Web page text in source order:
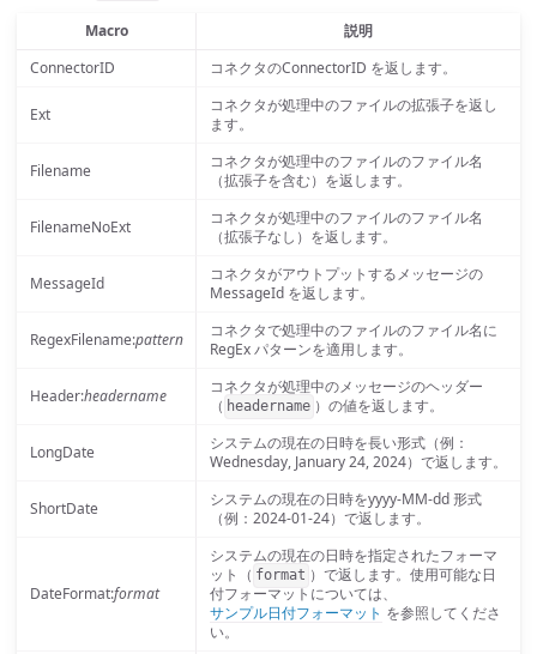
Macro
説明
ConnectorID
コネクタのConnectorID を返します。
Ext
コネクタが処理中のファイルの拡張子を返し
ます。
Filename
コネクタが処理中のファイルのファイル名
（拡張子を含む）を返します。
FilenameNoExt
コネクタが処理中のファイルのファイル名
（拡張子なし）を返します。
MessageId
コネクタがアウトプットするメッセージの
MessageId を返します。
RegexFilename:pattern
コネクタで処理中のファイルのファイル名に
RegEx パターンを適用します。
Header:headername
コネクタが処理中のメッセージのヘッダー
（ headername ）の値を返します。
LongDate
システムの現在の日時を長い形式（例：
Wednesday, January 24, 2024）で返します。
ShortDate
システムの現在の日時をyyyy-MM-dd 形式
（例：2024-01-24）で返します。
DateFormat:format
システムの現在の日時を指定されたフォーマ
ット（ format ）で返します。使用可能な日
付フォーマットについては、
サンプル日付フォーマット を参照してくださ
い。